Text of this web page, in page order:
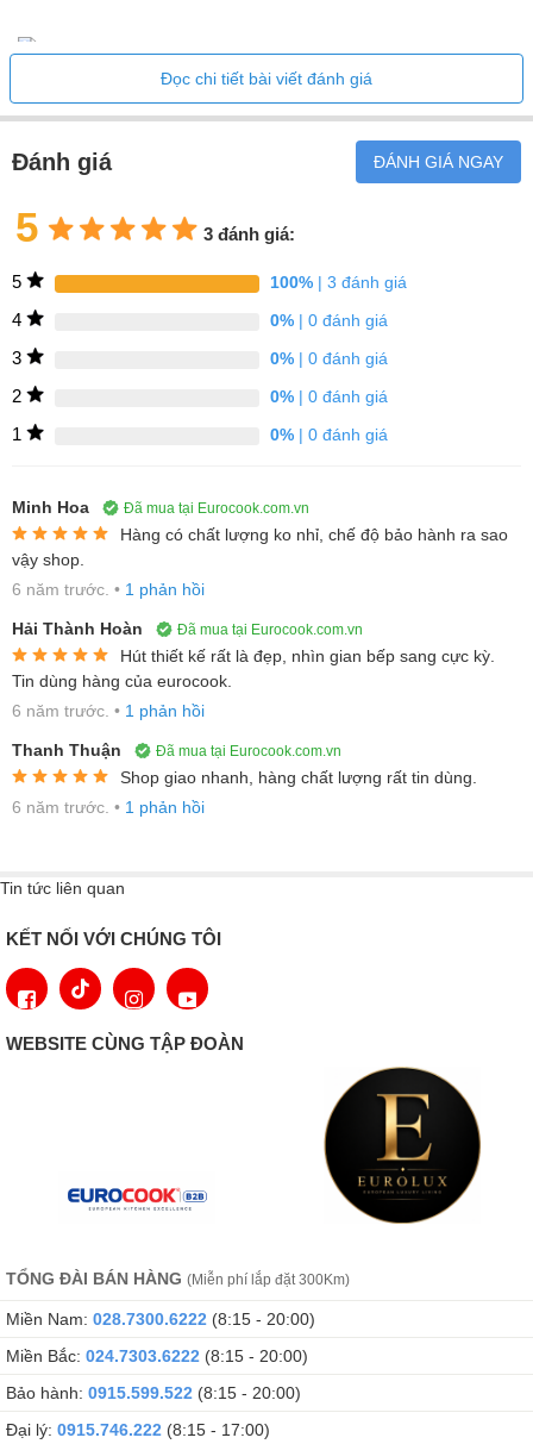
Đặc điểm nổi bật của Máy hút mùi
Bosch DWK98JQ60
Bảng điều khiển hiện đại
Bảng điều khiển điện tử
tốc độ + chế độ hút chuyên
sâu lựa chọn mức độ hút phù hợp với lượng mùi và khói khi nấu
ăn để đảm bảo sạch mùi cho không gian bếp nhà bạn. Với công
thời bạn có thể chọn bấm nút đèn chiếu sáng để quan sát khi nấu
Thiết kế treo tường tiện lợi
thiết kế lắp đặt treo tường cựa kỳ hiện đại. Máy mang kiểu dáng
vát đầy tinh tế kết hợp với với chất liệu kính sang trọng và viền
Hoạt động thông minh với cảm biến PerfectAir
Cảm biến PerfectAir hoạt động tự động đo mật độ và chất lượng
khói tại từng thời điểm. Tiết kiệm năng lượng và giảm tiếng ồn
Hệ thống lọc đơn giản dễ vệ sinh
Máy hút mùi Bosch DWK98JQ60
Đọc chi tiết bài viết đánh giá
Đánh giá ĐÁNH GIÁ NGAY
5 3 đánh giá:
5 100%| 3 đánh giá
4 0%| 0 đánh giá
3 0%| 0 đánh giá
2 0%| 0 đánh giá
1 0%| 0 đánh giá
Minh Hoa Đã mua tại Eurocook.com.vn
Hàng có chất lượng ko nhỉ, chế độ bảo hành ra sao
vậy shop.
6 năm trước. • 1 phản hồi
Hải Thành Hoàn Đã mua tại Eurocook.com.vn
Hút thiết kế rất là đẹp, nhìn gian bếp sang cực kỳ.
Tin dùng hàng của eurocook.
6 năm trước. • 1 phản hồi
Thanh Thuận Đã mua tại Eurocook.com.vn
Shop giao nhanh, hàng chất lượng rất tin dùng.
6 năm trước. • 1 phản hồi
Tin tức liên quan
KẾT NỐI VỚI CHÚNG TÔI
WEBSITE CÙNG TẬP ĐOÀN
TỔNG ĐÀI BÁN HÀNG (Miễn phí lắp đặt 300Km)
Miền Nam: 028.7300.6222 (8:15 - 20:00)
Miền Bắc: 024.7303.6222 (8:15 - 20:00)
Bảo hành: 0915.599.522 (8:15 - 20:00)
Đại lý: 0915.746.222 (8:15 - 17:00)